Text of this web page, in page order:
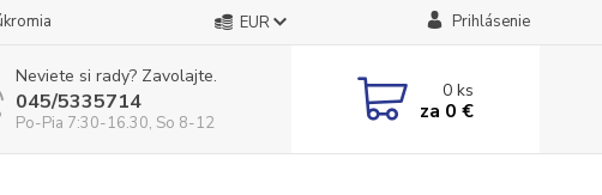
EUR Prihlásenie
Neviete si rady? Zavolajte.
045/5335714
Po-Pia 7:30-16.30, So 8-12
0ks
za 0 €